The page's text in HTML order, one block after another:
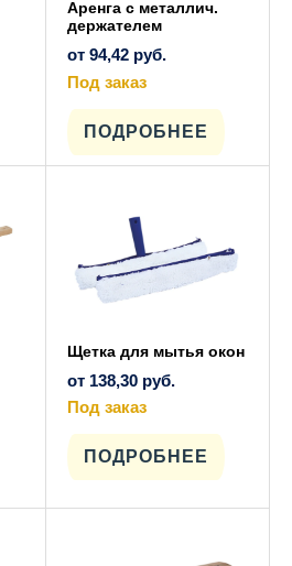
Аренга с металлич.
держателем
от 94,42 руб.
Под заказ
ПОДРОБНЕЕ
несколько
товара.
Щетка для мытья окон
от 138,30 руб.
Под заказ
ПОДРОБНЕЕ
несколько
странице